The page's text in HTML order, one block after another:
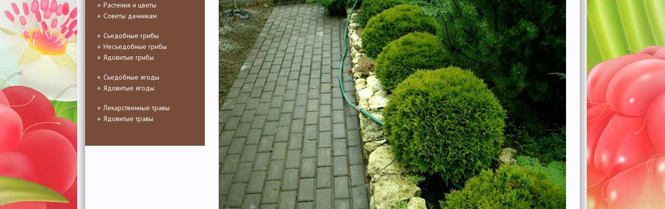
Растения и цветы
Советы дачникам
Съедобные грибы
Несъедобные грибы
Ядовитые грибы
Съедобные ягоды
Ядовитые ягоды
Лекарственные травы
Ядовитые травы